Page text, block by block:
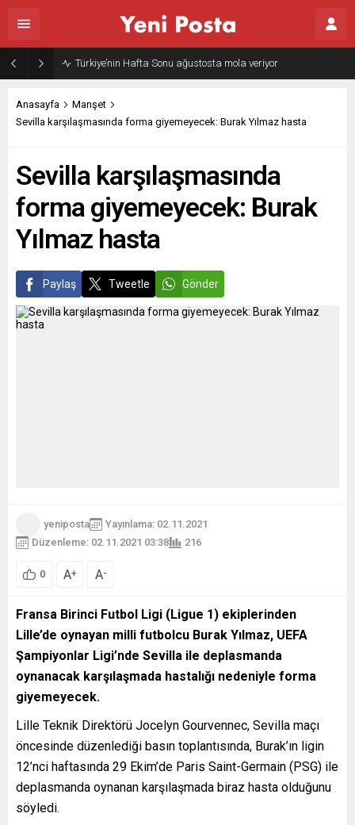
Türkiye’nin Hafta Sonu ağustosta mola veriyor
Anasayfa
Manşet
Sevilla karşılaşmasında forma giyemeyecek: Burak Yılmaz hasta
Sevilla karşılaşmasında
forma giyemeyecek: Burak
Yılmaz hasta
Paylaş Tweetle Gönder
yeniposta
Yayınlama: 02.11.2021
Düzenleme: 02.11.2021 03:38
216
0 A+ A-
Fransa Birinci Futbol Ligi (Ligue 1) ekiplerinden
Lille’de oynayan milli futbolcu Burak Yılmaz, UEFA
Şampiyonlar Ligi’nde Sevilla ile deplasmanda
oynanacak karşılaşmada hastalığı nedeniyle forma
giyemeyecek.
Lille Teknik Direktörü Jocelyn Gourvennec, Sevilla maçı
öncesinde düzenlediği basın toplantısında, Burak’ın ligin
12’nci haftasında 29 Ekim’de Paris Saint-Germain (PSG) ile
deplasmanda oynanan karşılaşmada biraz hasta olduğunu
söyledi.